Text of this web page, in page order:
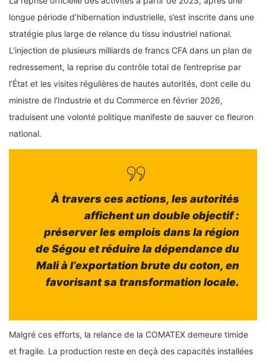
longue période d’hibernation industrielle, s’est inscrite dans une
stratégie plus large de relance du tissu industriel national.
L’injection de plusieurs milliards de francs CFA dans un plan de
redressement, la reprise du contrôle total de l’entreprise par
l’État et les visites régulières de hautes autorités, dont celle du
ministre de l’Industrie et du Commerce en février 2026,
traduisent une volonté politique manifeste de sauver ce fleuron
national.
À travers ces actions, les autorités
affichent un double objectif :
préserver les emplois dans la région
de Ségou et réduire la dépendance du
Mali à l’exportation brute du coton, en
favorisant sa transformation locale.
Malgré ces efforts, la relance de la COMATEX demeure timide
et fragile. La production reste en deçà des capacités installées